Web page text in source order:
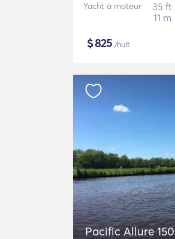
Yacht à moteur
35 ft
11 m
$825 /nuit
Pacific Allure 150